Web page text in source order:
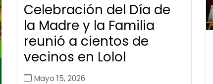
Celebración del Día de
la Madre y la Familia
reunió a cientos de
vecinos en Lolol
Mayo 15, 2026